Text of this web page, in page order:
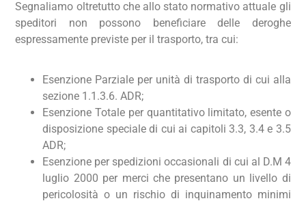
Segnaliamo oltretutto che allo stato normativo attuale gli
speditori non possono beneficiare delle deroghe
espressamente previste per il trasporto, tra cui:
Esenzione Parziale per unità di trasporto di cui alla
sezione 1.1.3.6. ADR;
Esenzione Totale per quantitativo limitato, esente o
disposizione speciale di cui ai capitoli 3.3, 3.4 e 3.5
ADR;
Esenzione per spedizioni occasionali di cui al D.M 4
luglio 2000 per merci che presentano un livello di
pericolosità o un rischio di inquinamento minimi